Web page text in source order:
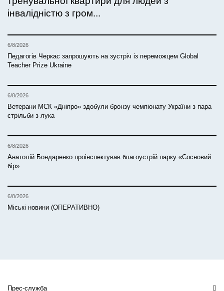
інвалідністю з гром...
6/8/2026
Педагогів Черкас запрошують на зустріч із переможцем Global
Teacher Prize Ukraine
6/8/2026
Ветерани МСК «Дніпро» здобули бронзу чемпіонату України з пара
стрільби з лука
6/8/2026
Анатолій Бондаренко проінспектував благоустрій парку «Сосновий
бір»
6/8/2026
Міські новини (ОПЕРАТИВНО)
Прес-служба